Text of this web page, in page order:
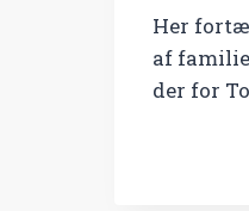
Her
af
der for